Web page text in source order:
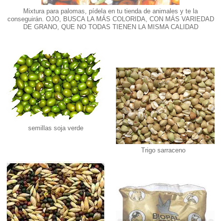
Mixtura para palomas, pídela en tu tienda de animales y te la
conseguirán. OJO, BUSCA LA MÁS COLORIDA, CON MÁS VARIEDAD
DE GRANO, QUE NO TODAS TIENEN LA MISMA CALIDAD
semillas soja verde
Trigo sarraceno